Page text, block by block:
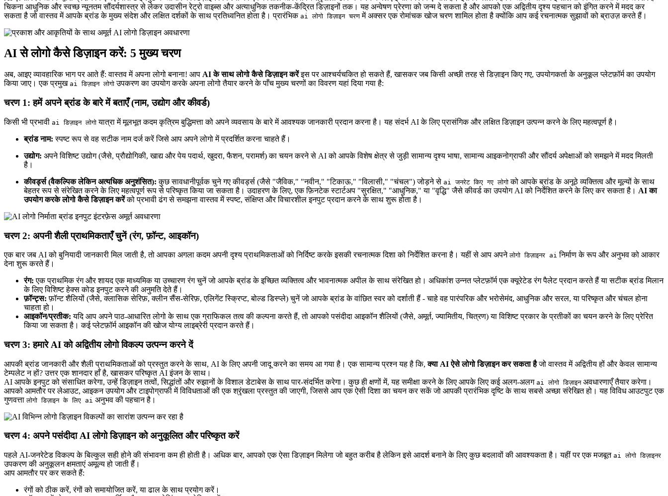
चिकना आधुनिक और स्वच्छ न्यूनतम सौंदर्यशास्त्र से लेकर उदासीन रेट्रो वाइब्स और अत्याधुनिक तकनीक-केंद्रित डिज़ाइनों तक। यह अन्वेषण प्रेरणा को जन्म दे सकता है और आपको एक अद्वितीय दृश्य पहचान को इंगित करने में मदद कर
सकता है जो वास्तव में आपके ब्रांड के मुख्य संदेश और लक्षित दर्शकों के साथ प्रतिध्वनित होता है। प्रारंभिक ai लोगो डिज़ाइन चरण में अक्सर एक रोमांचक खोज चरण शामिल होता है क्योंकि आप कई रचनात्मक सुझावों को ब्राउज़ करते हैं।
AI से लोगो कैसे डिज़ाइन करें: 5 मुख्य चरण
अब, आइए व्यावहारिक भाग पर आते हैं: वास्तव में अपना लोगो बनाना! आप AI के साथ लोगो कैसे डिज़ाइन करेंइस पर आश्चर्यचकित हो सकते हैं, खासकर जब किसी अच्छी तरह से डिज़ाइन किए गए, उपयोगकर्ता के अनुकूल प्लेटफ़ॉर्म का उपयोग
किया जाए। एक प्रमुख ai डिज़ाइन लोगो उपकरण का उपयोग करके अपना लोगो तैयार करने के पाँच मुख्य चरणों का विवरण यहां दिया गया है:
चरण 1: हमें अपने ब्रांड के बारे में बताएँ (नाम, उद्योग और कीवर्ड)
किसी भी प्रभावी ai डिज़ाइन लोगो यात्रा में मूलभूत कदम कृत्रिम बुद्धिमत्ता को अपने व्यवसाय के बारे में आवश्यक जानकारी प्रदान करना है। यह संदर्भ AI के लिए प्रासंगिक और लक्षित डिज़ाइन उत्पन्न करने के लिए महत्वपूर्ण है।
ब्रांड नाम: स्पष्ट रूप से वह सटीक नाम दर्ज करें जिसे आप अपने लोगो में प्रदर्शित करना चाहते हैं।
उद्योग: अपने विशिष्ट उद्योग (जैसे, प्रौद्योगिकी, खाद्य और पेय पदार्थ, खुदरा, फैशन, परामर्श) का चयन करने से AI को आपके विशेष क्षेत्र से जुड़ी सामान्य दृश्य भाषा, सामान्य आइकनोग्राफी और सौंदर्य अपेक्षाओं को समझने में मदद मिलती
है।
कीवर्ड्स (वैकल्पिक लेकिन अत्यधिक अनुशंसित): कुछ सावधानीपूर्वक चुने गए कीवर्ड्स (जैसे "जैविक," "नवीन," "टिकाऊ," "विलासी," "चंचल") जोड़ने से ai जनरेट किए गए लोगो को आपके ब्रांड के अनूठे व्यक्तित्व और मूल्यों के साथ
बेहतर रूप से संरेखित करने के लिए महत्वपूर्ण रूप से परिष्कृत किया जा सकता है। उदाहरण के लिए, एक फ़िनटेक स्टार्टअप "सुरक्षित," "आधुनिक," या "वृद्धि" जैसे कीवर्ड का उपयोग AI को निर्देशित करने के लिए कर सकता है। AI का
उपयोग करके लोगो कैसे डिज़ाइन करेंको प्रभावी ढंग से समझना वास्तव में स्पष्ट, संक्षिप्त और विचारशील इनपुट प्रदान करने के साथ शुरू होता है।
चरण 2: अपनी शैली प्राथमिकताएँ चुनें (रंग, फ़ॉन्ट, आइकॉन)
एक बार जब AI को बुनियादी जानकारी मिल जाती है, तो आपका अगला कदम अपनी दृश्य प्राथमिकताओं को निर्दिष्ट करके इसकी रचनात्मक दिशा को निर्देशित करना है। यहीं से आप अपनेलोगो डिज़ाइनर ai निर्माण के रूप और अनुभव को आकार
देना शुरू करते हैं।
रंग: एक प्राथमिक रंग और शायद एक माध्यमिक या उच्चारण रंग चुनें जो आपके ब्रांड के इच्छित व्यक्तित्व और भावनात्मक अपील के साथ संरेखित हो। अधिकांश उन्नत प्लेटफ़ॉर्म एक क्यूरेटेड रंग पैलेट प्रदान करते हैं या सटीक ब्रांड मिलान
के लिए विशिष्ट हेक्स कोड इनपुट करने की अनुमति देते हैं।
फ़ॉन्ट्स: फ़ॉन्ट शैलियों (जैसे, क्लासिक सेरिफ़, क्लीन सैंस-सेरिफ़, एलिगेंट स्क्रिप्ट, बोल्ड डिस्प्ले) चुनें जो आपके ब्रांड के वांछित स्वर को दर्शाती हैं - चाहे वह पारंपरिक और भरोसेमंद, आधुनिक और सरल, या परिष्कृत और चंचल होना
चाहता हो।
आइकॉन/प्रतीक: यदि आप अपने पाठ-आधारित लोगो के साथ एक ग्राफिकल तत्व की कल्पना करते हैं, तो आपको पसंदीदा आइकॉन शैलियों (जैसे, अमूर्त, ज्यामितीय, चित्रण) या विशिष्ट प्रकार के प्रतीकों का चयन करने के लिए प्रेरित
किया जा सकता है। कई प्लेटफ़ॉर्म आइकॉन की खोज योग्य लाइब्रेरी प्रदान करते हैं।
चरण 3: हमारे AI को अद्वितीय लोगो विकल्प उत्पन्न करने दें
आपकी ब्रांड जानकारी और शैली प्राथमिकताओं को प्रस्तुत करने के साथ, AI के लिए अपनी जादू करने का समय आ गया है। एक सामान्य प्रश्न यह है कि,क्या AI ऐसे लोगो डिज़ाइन कर सकता हैजो वास्तव में अद्वितीय हों और केवल सामान्य
टेम्पलेट न हों? उत्तर एक शानदार हाँ है, खासकर परिष्कृत AI इंजन के साथ।
AI आपके इनपुट को संसाधित करेगा, उन्हें डिज़ाइन तत्वों, सिद्धांतों और रुझानों के विशाल डेटाबेस के साथ पार-संदर्भित करेगा। कुछ ही क्षणों में, यह समीक्षा करने के लिए आपके लिए कई अलग-अलग ai लोगो डिज़ाइनअवधारणाएँ तैयार करेगा।
आपको आमतौर पर लेआउट, आइकन उपयोग और टाइपोग्राफी में विविधताओं की एक श्रृंखला प्रस्तुत की जाएगी, जिससे आप एक ऐसी दिशा का चयन कर सकें जो आपकी प्रारंभिक दृष्टि के साथ सबसे अच्छा संरेखित हो। यह विविध आउटपुट एक
गुणवत्तालोगो डिज़ाइन के लिए ai अनुभव की पहचान है।
चरण 4: अपने पसंदीदा AI लोगो डिज़ाइन को अनुकूलित और परिष्कृत करें
पहले AI-जनरेटेड विकल्प के बिल्कुल सही होने की संभावना कम ही होती है। अधिक बार, आपको एक ऐसा डिज़ाइन मिलेगा जो बहुत करीब है लेकिन इसे आदर्श बनाने के लिए कुछ बदलावों की आवश्यकता है। यहीं पर एक मजबूत ai लोगो डिज़ाइनर
उपकरण की अनुकूलन क्षमताएं अमूल्य हो जाती हैं।
आप आमतौर पर कर सकते हैं:
रंगों को ठीक करें, रंगों को समायोजित करें, या ढाल के साथ प्रयोग करें।